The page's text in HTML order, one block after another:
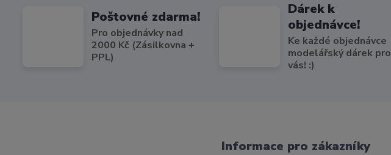
Poštovné zdarma!
Pro objednávky nad
2000 Kč (Zásilkovna +
PPL)
Dárek k
objednávce!
Ke každé objednávce
modelářský dárek pro
vás! :)
Informace pro zákazníky